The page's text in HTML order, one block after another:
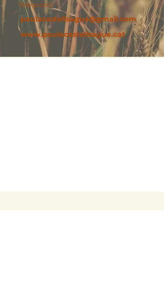
Telegram)
paulacastellsague@gmail.com
www.paulacastellsague.cat